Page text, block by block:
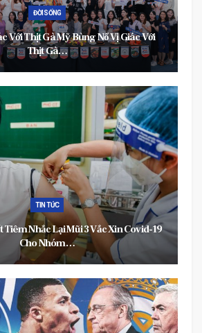
ĐỜI SỐNG
Kinh Nghiệm Chọn Kệ Công Nghiệp An Toàn,
Lượng Kinh…
TIN TỨC
Bộ Y Tế Dự Kiến Phân Bổ Vaccine Covid-19
Người Từ 18…